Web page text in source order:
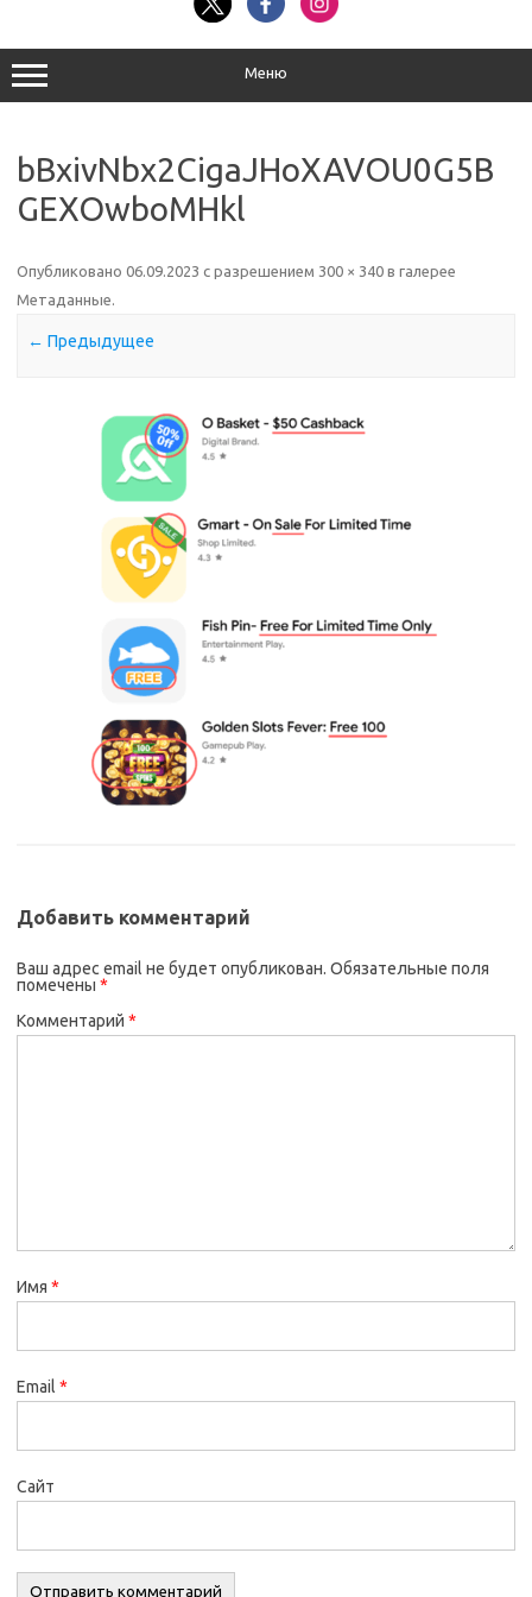
Меню
bBxivNbx2CigaJHoXAVOU0G5B
GEXOwboMHkl
Опубликовано 06.09.2023 с разрешением 300 × 340 в галерее
Метаданные.
← Предыдущее
Добавить комментарий
Ваш адрес email не будет опубликован. Обязательные поля
помечены *
Комментарий *
Имя *
Email *
Сайт